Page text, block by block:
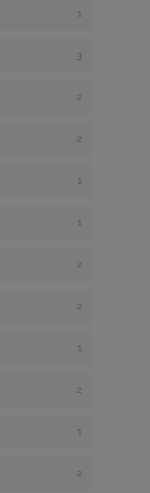
1
3
2
2
1
1
2
2
1
2
1
2